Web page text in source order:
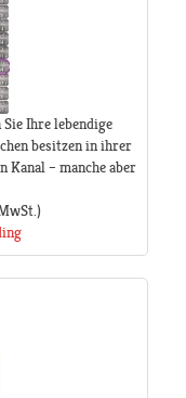
Ihre lebendige
besitzen in ihrer
– manche aber